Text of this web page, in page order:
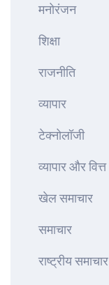
मनोरंजन
शिक्षा
राजनीति
व्यापार
टेक्नोलॉजी
व्यापार और वित्त
खेल समाचार
समाचार
राष्ट्रीय समाचार